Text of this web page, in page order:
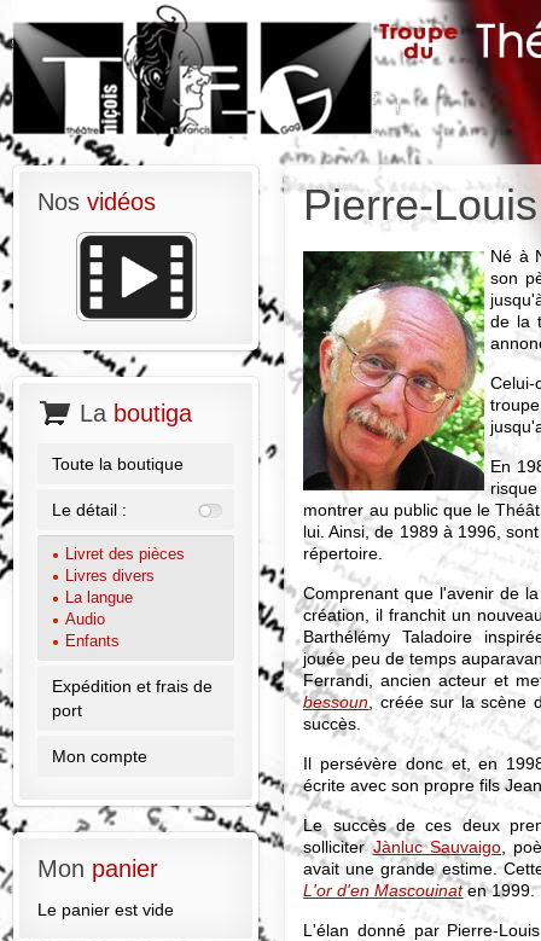
Pierre-
Né à
son
de la
En
montrer au public que le
lui. Ainsi, de 1989 à 1996,
répertoire.
Comprenant que l'avenir de
création, il franchit un
Barthélémy Taladoire
jouée peu de temps
Ferrandi, ancien acteur et
bessoun , créée sur la scène
succès.
Il persévère donc et, en
écrite avec son propre fils
Le succès de ces deux
solliciterJànluc Sauvaigo,
avait une grande estime.
L'or d'en Mascouinaten 1999.
L'élan donné par Pierre-
Nos vidéos
La boutiga
Toute la boutique
Le détail :
Livret des pièces
Livres divers
La langue
Audio
Enfants
Expédition et frais de
port
Mon compte
Mon panier
Le panier est vide